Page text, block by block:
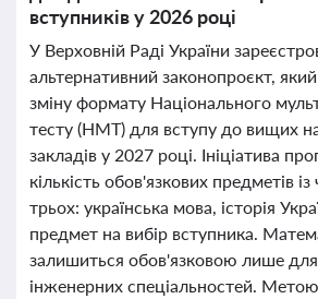
вступників у 2026 році
У Верховній Раді України
альтернативний законопроєкт,
зміну формату Національного
тесту (НМТ) для вступу до вищих
закладів у 2027 році. Ініціатива
кількість обов'язкових предметів
трьох: українська мова, історія
предмет на вибір вступника.
залишиться обов'язковою лише для
інженерних спеціальностей. Метою